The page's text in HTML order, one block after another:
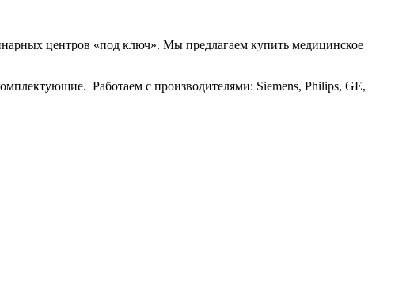
под ключ
центров «под ключ». Мы предлагаем купить медицинское
Работаем с производителями: Siemens, Philips, GE,